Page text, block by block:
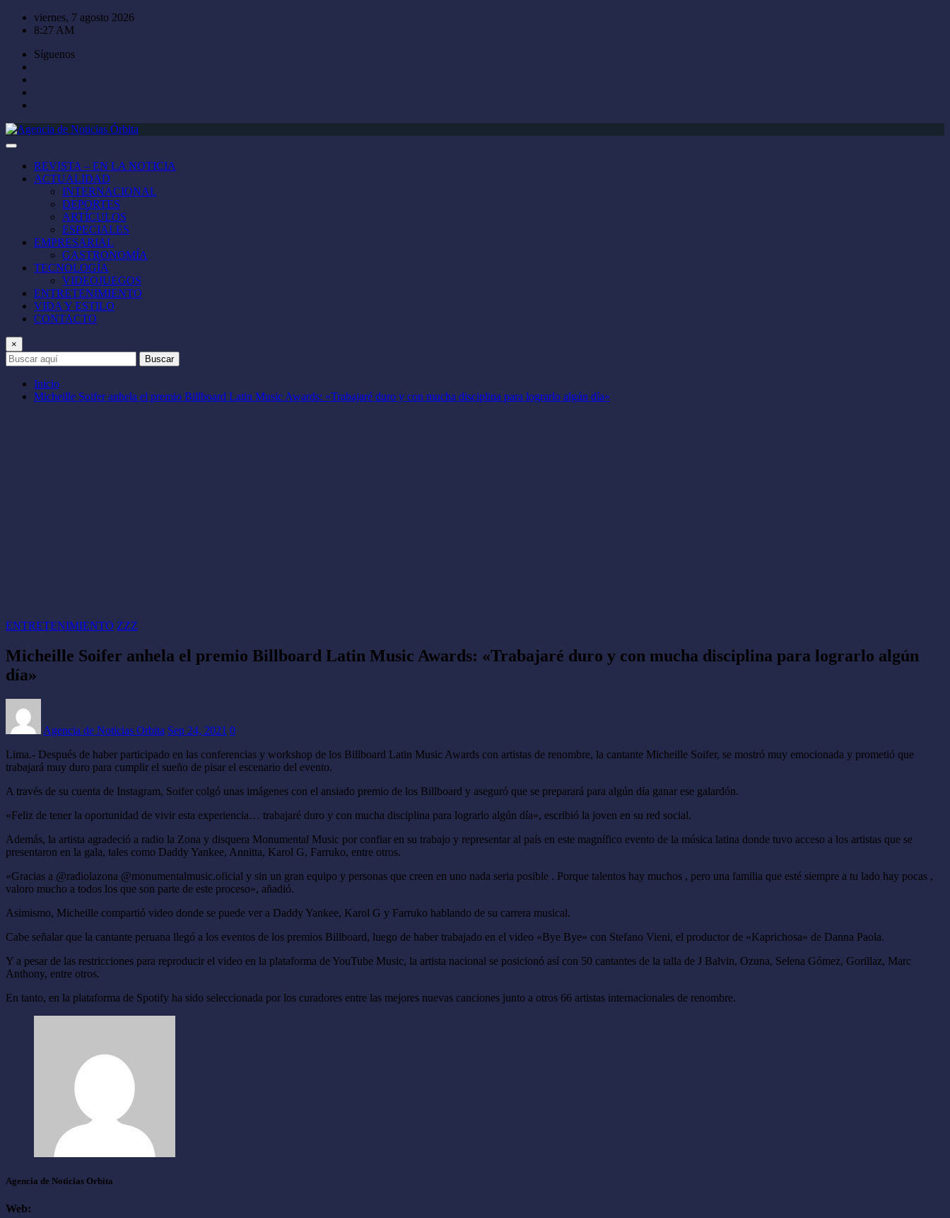
Saltar
viernes, 7 agosto 2026
8:27 AM
Síguenos
REVISTA – EN LA NOTICIA
ACTUALIDAD
INTERNACIONAL
DEPORTES
ARTÍCULOS
ESPECIALES
EMPRESARIAL
GASTRONOMÍA
TECNOLOGÍA
VIDEOJUEGOS
ENTRETENIMIENTO
VIDA Y ESTILO
CONTACTO
×
Buscar
Inicio
Micheille Soifer anhela el premio Billboard Latin Music Awards: «Trabajaré duro y con mucha disciplina para lograrlo algún día»
ENTRETENIMIENTO ZZZ
Micheille Soifer anhela el premio Billboard Latin Music Awards: «Trabajaré duro y con mucha disciplina para lograrlo algún
día»
Agencia de Noticias Orbita Sep 24, 2021 0
Lima.- Después de haber participado en las conferencias y workshop de los Billboard Latin Music Awards con artistas de renombre, la cantante Micheille Soifer, se mostró muy emocionada y prometió que
trabajará muy duro para cumplir el sueño de pisar el escenario del evento.
A través de su cuenta de Instagram, Soifer colgó unas imágenes con el ansiado premio de los Billboard y aseguró que se preparará para algún día ganar ese galardón.
«Feliz de tener la oportunidad de vivir esta experiencia… trabajaré duro y con mucha disciplina para lograrlo algún día», escribió la joven en su red social.
Además, la artista agradeció a radio la Zona y disquera Monumental Music por confiar en su trabajo y representar al país en este magnífico evento de la música latina donde tuvo acceso a los artistas que se
presentaron en la gala, tales como Daddy Yankee, Annitta, Karol G, Farruko, entre otros.
«Gracias a @radiolazona @monumentalmusic.oficial y sin un gran equipo y personas que creen en uno nada seria posible . Porque talentos hay muchos , pero una familia que esté siempre a tu lado hay pocas ,
valoro mucho a todos los que son parte de este proceso», añadió.
Asimismo, Micheille compartió video donde se puede ver a Daddy Yankee, Karol G y Farruko hablando de su carrera musical.
Cabe señalar que la cantante peruana llegó a los eventos de los premios Billboard, luego de haber trabajado en el video «Bye Bye» con Stefano Vieni, el productor de «Kaprichosa» de Danna Paola.
Y a pesar de las restricciones para reproducir el video en la plataforma de YouTube Music, la artista nacional se posicionó así con 50 cantantes de la talla de J Balvin, Ozuna, Selena Gómez, Gorillaz, Marc
Anthony, entre otros.
En tanto, en la plataforma de Spotify ha sido seleccionada por los curadores entre las mejores nuevas canciones junto a otros 66 artistas internacionales de renombre.
Agencia de Noticias Orbita
Web: